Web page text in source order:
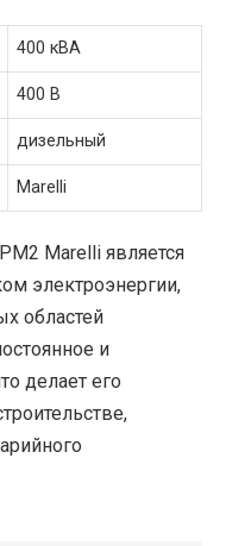
400 кВА
400 В
дизельный
Marelli
Marelli является
электроэнергии,
областей
и
делает его